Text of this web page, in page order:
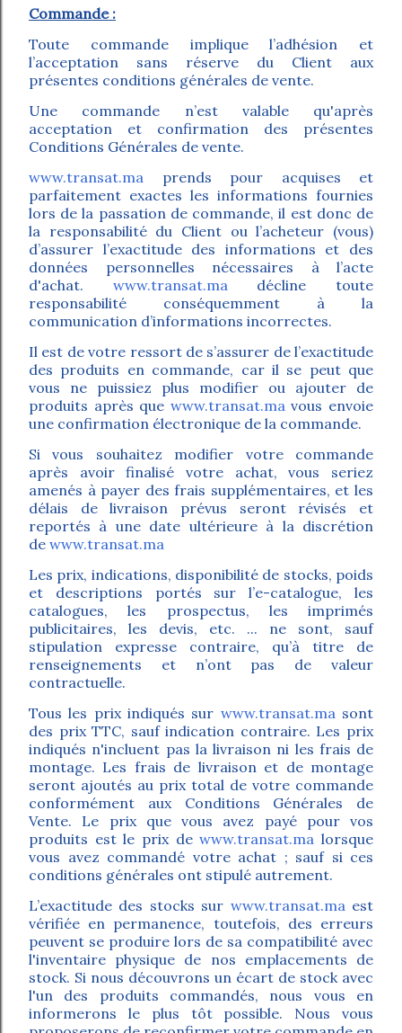
Commande :
Toute commande implique l’adhésion et
l’acceptation sans réserve du Client aux
présentes conditions générales de vente.
Une commande n’est valable qu'après
acceptation et confirmation des présentes
Conditions Générales de vente.
www.transat.ma prends pour acquises et
parfaitement exactes les informations fournies
lors de la passation de commande, il est donc de
la responsabilité du Client ou l’acheteur (vous)
d’assurer l’exactitude des informations et des
données personnelles nécessaires à l’acte
d'achat. www.transat.ma décline toute
responsabilité conséquemment à la
communication d’informations incorrectes.
Il est de votre ressort de s’assurer de l’exactitude
des produits en commande, car il se peut que
vous ne puissiez plus modifier ou ajouter de
produits après que www.transat.ma vous envoie
une confirmation électronique de la commande.
Si vous souhaitez modifier votre commande
après avoir finalisé votre achat, vous seriez
amenés à payer des frais supplémentaires, et les
délais de livraison prévus seront révisés et
reportés à une date ultérieure à la discrétion
de www.transat.ma
Les prix, indications, disponibilité de stocks, poids
et descriptions portés sur l’e-catalogue, les
catalogues, les prospectus, les imprimés
publicitaires, les devis, etc. ... ne sont, sauf
stipulation expresse contraire, qu’à titre de
renseignements et n’ont pas de valeur
contractuelle.
Tous les prix indiqués sur www.transat.ma sont
des prix TTC, sauf indication contraire. Les prix
indiqués n'incluent pas la livraison ni les frais de
montage. Les frais de livraison et de montage
seront ajoutés au prix total de votre commande
conformément aux Conditions Générales de
Vente. Le prix que vous avez payé pour vos
produits est le prix dewww.transat.ma lorsque
vous avez commandé votre achat ; sauf si ces
conditions générales ont stipulé autrement.
L’exactitude des stocks sur www.transat.ma est
vérifiée en permanence, toutefois, des erreurs
peuvent se produire lors de sa compatibilité avec
l'inventaire physique de nos emplacements de
stock. Si nous découvrons un écart de stock avec
l'un des produits commandés, nous vous en
informerons le plus tôt possible. Nous vous